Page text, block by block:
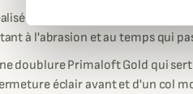
en 100% coton étain avec
à l'abrasion et au temps qui
doublure Primaloft Gold qui
éclair avant et d'un col